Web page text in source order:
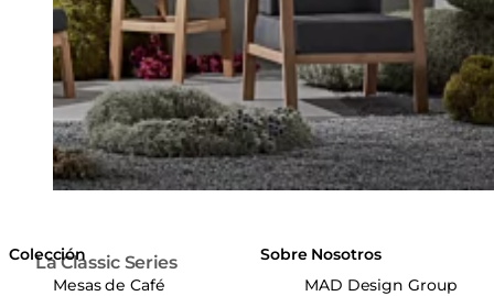
La Classic Series
Colección
Mesas de Café
Sobre Nosotros
MAD Design Group